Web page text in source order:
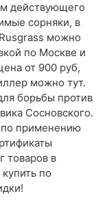
действующего
сорняки, в
можно
по Москве и
от 900 руб,
можно тут.
борьбы против
Сосновского.
по применению
товаров в
по